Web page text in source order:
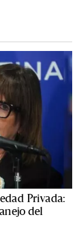
Privada:
del